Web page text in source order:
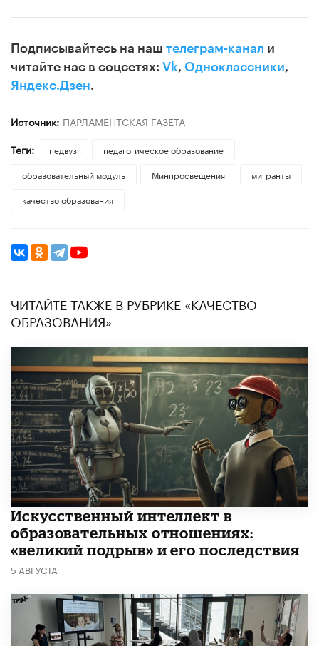
Подписывайтесь на наш телеграм-канал и
читайте нас в соцсетях: Vk, Одноклассники,
Яндекс.Дзен.
Источник: ПАРЛАМЕНТСКАЯ ГАЗЕТА
Теги:
педвуз
педагогическое образование
образовательный модуль
Минпросвещения
мигранты
качество образования
ЧИТАЙТЕ ТАКЖЕ В РУБРИКЕ «КАЧЕСТВО
ОБРАЗОВАНИЯ»
​Искусственный интеллект в
образовательных отношениях:
«великий подрыв» и его последствия
5 АВГУСТА